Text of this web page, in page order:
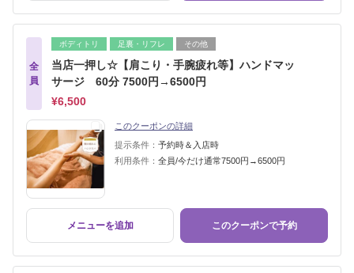
全
員
ボディトリ 足裏・リフレ その他
当店一押し☆【肩こり・手腕疲れ等】ハンドマッ
サージ 60分 7500円→6500円
¥6,500
このクーポンの詳細
提示条件： 予約時＆入店時
利用条件： 全員/今だけ通常7500円→6500円
メニューを追加 このクーポンで予約